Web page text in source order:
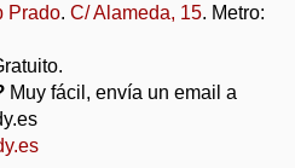
Prado. C/ Alameda, 15. Metro:
Muy fácil, envía un email a